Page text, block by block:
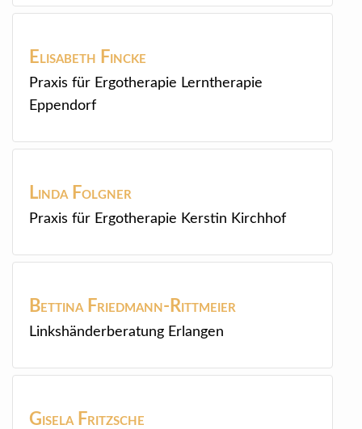
Elisabeth Fincke
Praxis für Ergotherapie Lerntherapie
Eppendorf
Linda Folgner
Praxis für Ergotherapie Kerstin Kirchhof
Bettina Friedmann-Rittmeier
Linkshänderberatung Erlangen
Gisela Fritzsche